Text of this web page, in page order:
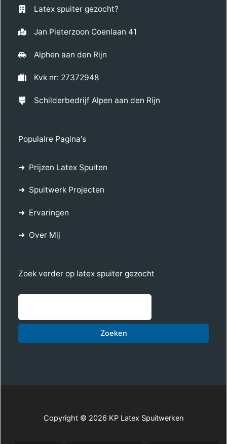
Latex spuiter gezocht?
Jan Pieterzoon Coenlaan 41
Alphen aan den Rijn
Kvk nr: 27372948
Schilderbedrijf Alpen aan den Rijn
Populaire Pagina's
Prijzen Latex Spuiten
Spuitwerk Projecten
Ervaringen
Over Mij
Zoek verder op latex spuiter gezocht
Zoeken
Copyright © 2026 KP Latex Spuitwerken